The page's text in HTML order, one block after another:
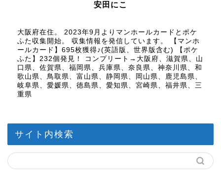
安田にこ
大阪府在住。 2023年9月よりマンホールカードとポケ
ふた収集開始。 収集情報を発信しています。 【マンホ
ールカード】695枚獲得♪(英語版、世界版含む) 【ポケ
ふた】232個発見！ コンプリート→大阪府、滋賀県、山
口県、佐賀県、福岡県、兵庫県、奈良県、神奈川県、和
歌山県、鳥取県、富山県、静岡県、岡山県、鹿児島県、
岐阜県、愛媛県、徳島県、愛知県、宮崎県、福井県、三
重県
サイト内検索